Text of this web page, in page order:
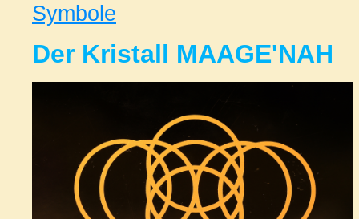
Symbole
Der Kristall MAAGE'NAH